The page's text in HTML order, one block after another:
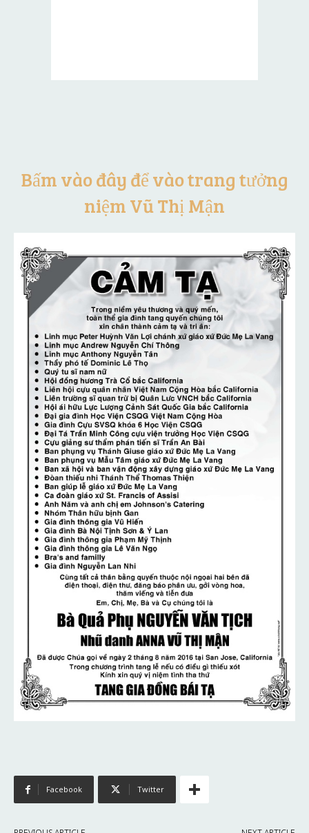
Bấm vào đây để vào trang tưởng
niệm Vũ Thị Mận
Facebook Twitter